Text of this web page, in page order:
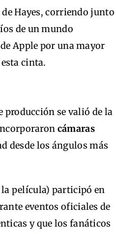
Hayes, corriendo junto
de un mundo
Apple por una mayor
cinta.
producción se valió de la
cámaras
desde los ángulos más
película) participó en
eventos oficiales de
y que los fanáticos